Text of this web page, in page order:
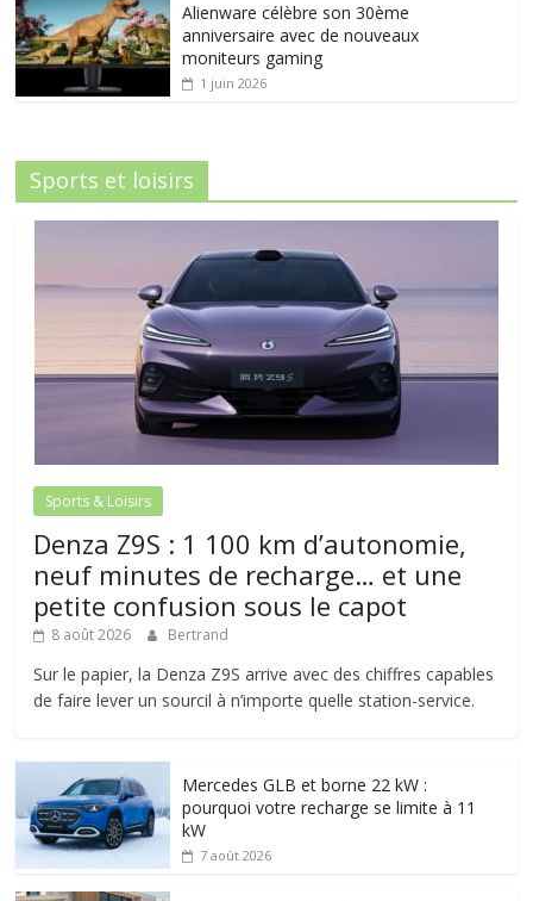
Alienware célèbre son 30ème
anniversaire avec de nouveaux
moniteurs gaming
1 juin 2026
Sports et loisirs
Sports & Loisirs
Denza Z9S : 1 100 km d’autonomie,
neuf minutes de recharge… et une
petite confusion sous le capot
8 août 2026 Bertrand
Sur le papier, la Denza Z9S arrive avec des chiffres capables
de faire lever un sourcil à n’importe quelle station-service.
Mercedes GLB et borne 22 kW :
pourquoi votre recharge se limite à 11
kW
7 août 2026